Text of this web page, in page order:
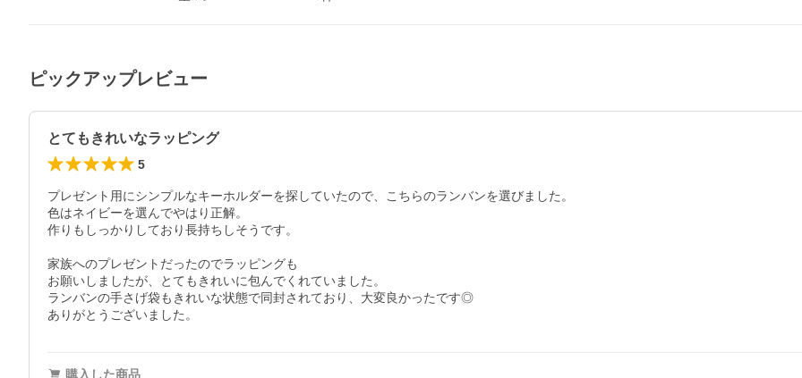
ピックアップレビュー
とてもきれいなラッピング
5
プレゼント用にシンプルなキーホルダーを探していたので、こちらのランバンを選びました。
色はネイビーを選んでやはり正解。
作りもしっかりしており長持ちしそうです。
家族へのプレゼントだったのでラッピングも
お願いしましたが、とてもきれいに包んでくれていました。
ランバンの手さげ袋もきれいな状態で同封されており、大変良かったです◎
購入した商品